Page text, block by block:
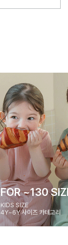
FOR ~130
KIDS SIZE
4Y~6Y 사이즈 카테고리